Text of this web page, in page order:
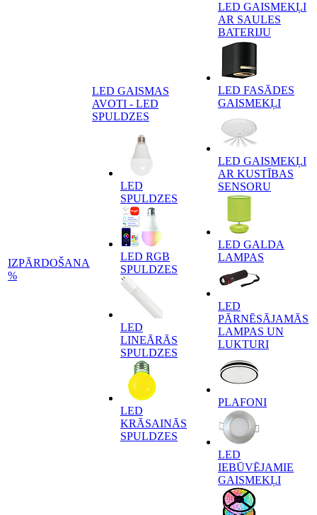
IZPĀRDOŠANA
%
LED GAISMAS
AVOTI - LED
SPULDZES
LED
SPULDZES
LED RGB
SPULDZES
LED
LINEĀRĀS
SPULDZES
LED
KRĀSAINĀS
SPULDZES
LED GAISMEKĻI
AR SAULES
BATERIJU
LED FASĀDES
GAISMEKĻI
LED GAISMEKĻI
AR KUSTĪBAS
SENSORU
LED GALDA
LAMPAS
LED
PĀRNĒSĀJAMĀS
LAMPAS UN
LUKTURI
PLAFONI
LED
IEBŪVĒJAMIE
GAISMEKĻI